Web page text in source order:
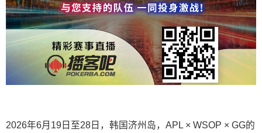
2026年6月19日至28日，韩国济州岛，APL × WSOP × GG的